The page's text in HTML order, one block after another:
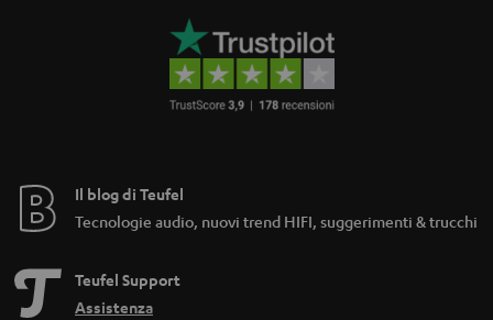
Il blog di Teufel
Tecnologie audio, nuovi trend HIFI, suggerimenti & trucchi
Teufel Support
Assistenza